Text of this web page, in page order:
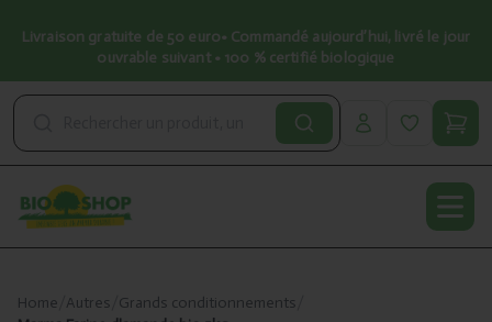
Livraison gratuite de 50 euro• Commandé aujourd’hui, livré le jour
ouvrable suivant • 100 % certifié biologique
Home Autres Grands conditionnements